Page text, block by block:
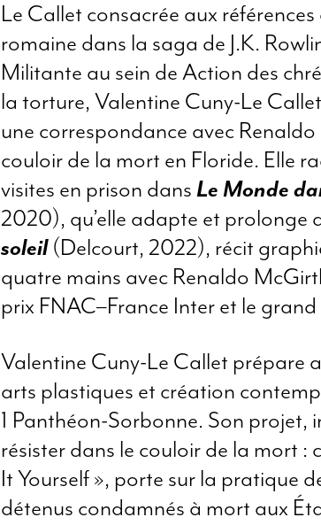
Le Callet consacrée aux
romaine dans la saga de J.K.
Militante au sein de Action des
la torture, Valentine Cuny-Le
une correspondance avec
couloir de la mort en Floride. Elle
visites en prison dansLe Monde
2020), qu’elle adapte et prolonge
soleil(Delcourt, 2022), récit
quatre mains avec Renaldo
prix FNAC–France Inter et le
Valentine Cuny-Le Callet prépare
arts plastiques et création
1 Panthéon-Sorbonne. Son projet,
résister dans le couloir de la mort :
It Yourself », porte sur la pratique
détenus condamnés à mort aux